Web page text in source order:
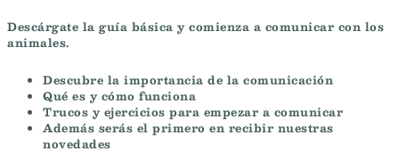
Descárgate la guía básica y comienza a comunicar con los
animales.
Descubre la importancia de la comunicación
Qué es y cómo funciona
Trucos y ejercicios para empezar a comunicar
Además serás el primero en recibir nuestras
novedades